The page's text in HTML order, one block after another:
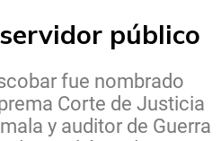
público
fue nombrado
Corte de Justicia
y auditor de Guerra